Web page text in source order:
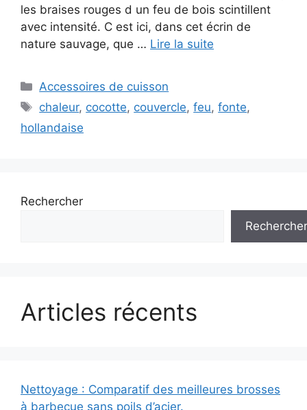
les braises rouges d un feu de bois scintillent
avec intensité. C est ici, dans cet écrin de
nature sauvage, que … Lire la suite
Catégories
Accessoires de cuisson
Étiquettes
chaleur, cocotte, couvercle,feu,fonte,
hollandaise
Rechercher
Rechercher
Articles récents
Nettoyage : Comparatif des meilleures brosses
à barbecue sans poils d’acier.